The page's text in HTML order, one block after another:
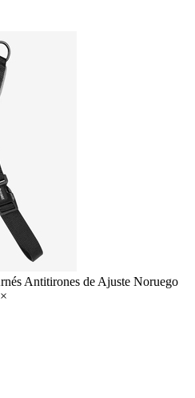
Antitirones de Ajuste Noruego
×